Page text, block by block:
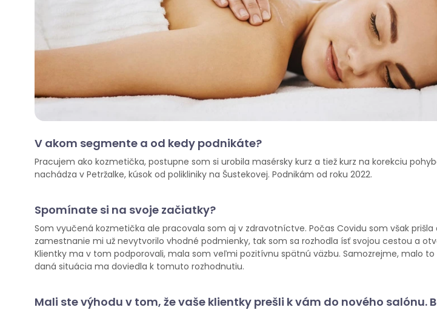
V akom segmente a od kedy podnikáte?
Pracujem ako kozmetička, postupne som si urobila masérsky kurz a tiež kurz na korekciu
nachádza v Petržalke, kúsok od polikliniky na Šustekovej. Podnikám od roku 2022.
Spomínate si na svoje začiatky?
Som vyučená kozmetička ale pracovala som aj v zdravotníctve. Počas Covidu som však
zamestnanie mi už nevytvorilo vhodné podmienky, tak som sa rozhodla ísť svojou cestou a
Klientky ma v tom podporovali, mala som veľmi pozitívnu spätnú väzbu. Samozrejme, malo
daná situácia ma doviedla k tomuto rozhodnutiu.
Mali ste výhodu v tom, že vaše klientky prešli k vám do nového salónu.